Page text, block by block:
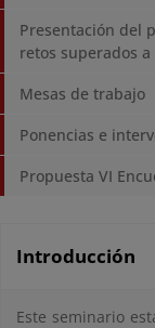
Presentación del
retos superados a
Mesas de trabajo
Ponencias e
Propuesta VI
Introducción
Este seminario